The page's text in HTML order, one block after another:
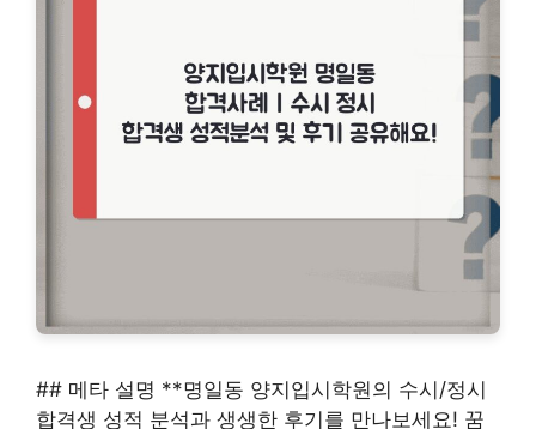
## 메타 설명 **명일동 양지입시학원의 수시/정시
합격생 성적 분석과 생생한 후기를 만나보세요! 꿈